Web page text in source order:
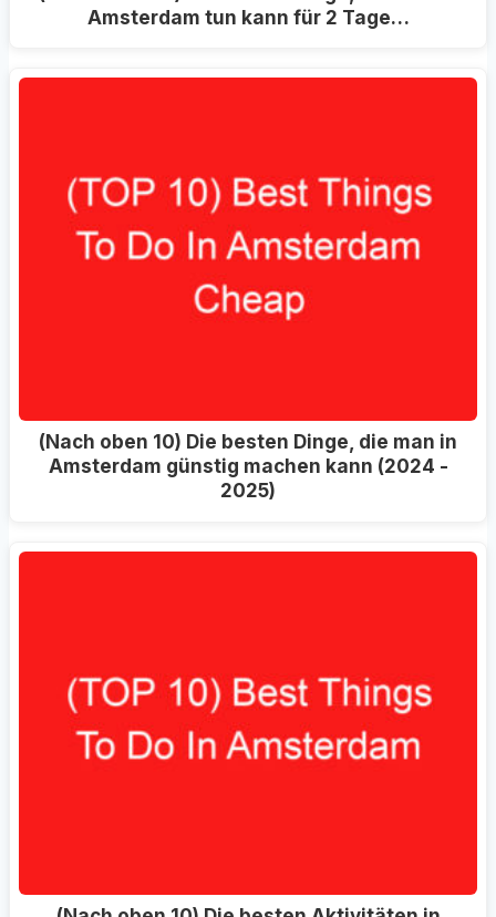
Amsterdam tun kann für 2 Tage…
(Nach oben 10) Die besten Dinge, die man in
Amsterdam günstig machen kann (2024 -
2025)